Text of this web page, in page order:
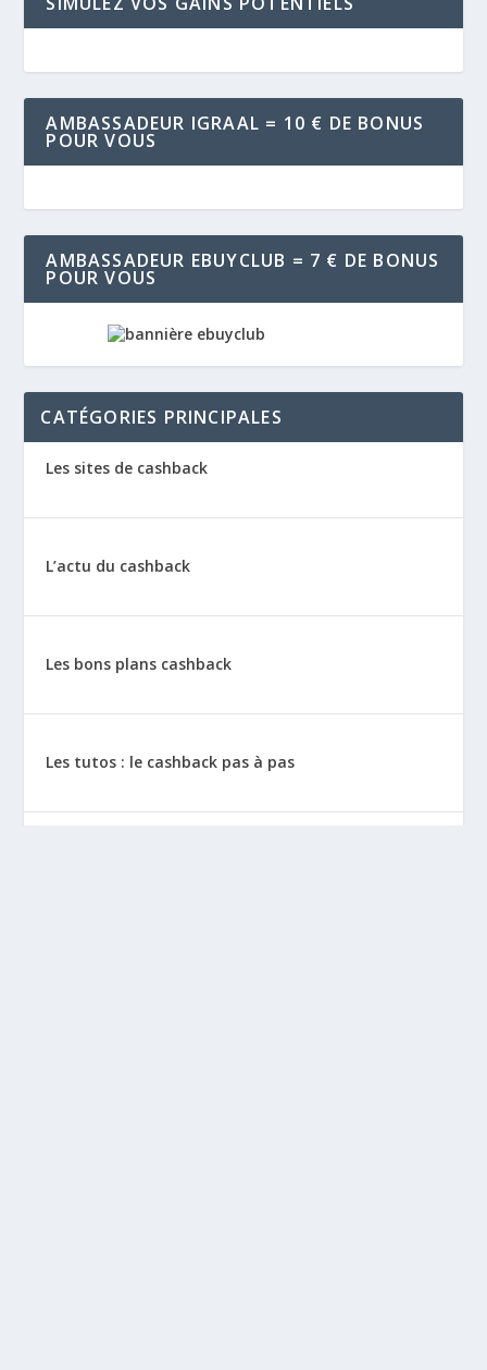
AMBASSADEUR IGRAAL = 10 € DE BONUS
POUR VOUS
AMBASSADEUR EBUYCLUB = 7 € DE BONUS
POUR VOUS
CATÉGORIES PRINCIPALES
Les sites de cashback
L’actu du cashback
Les bons plans cashback
Les tutos : le cashback pas à pas